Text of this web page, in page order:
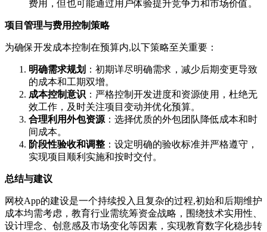
费用，但也可能通过用户体验提升竞争力和市场价值。
项目管理与费用控制策略
为确保开发成本控制在预算内,以下策略至关重要：
明确需求规划 ：初期详尽明确需求，减少后期变更导致
的成本和工期双增。
成本控制意识 ：严格控制开发进度和资源使用，杜绝无
效工作，及时关注项目变动并优化预算。
合理利用外包资源 ：选择优质的外包团队降低成本和时
间成本。
阶段性验收和调整 ：设定明确的验收标准并严格遵守，
实现项目顺利实施和按时交付。
总结与建议
网校App的建设是一个持续投入且复杂的过程,初始和后期维护
成本均需考虑，教育行业需统筹资金战略，围绕技术实用性、
设计理念、创意感及市场变化等因素，实现教育数字化稳步转